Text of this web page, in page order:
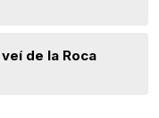
de la Roca